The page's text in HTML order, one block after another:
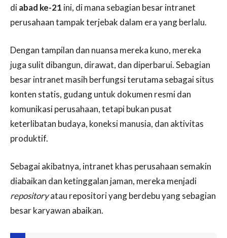
diabad ke-21 ini, di mana sebagian besar intranet
perusahaan tampak terjebak dalam era yang berlalu.
Dengan tampilan dan nuansa mereka kuno, mereka
juga sulit dibangun, dirawat, dan diperbarui. Sebagian
besar intranet masih berfungsi terutama sebagai situs
konten statis, gudang untuk dokumen resmi dan
komunikasi perusahaan, tetapi bukan pusat
keterlibatan budaya, koneksi manusia, dan aktivitas
produktif.
Sebagai akibatnya, intranet khas perusahaan semakin
diabaikan dan ketinggalan jaman, mereka menjadi
repositoryatau repositori yang berdebu yang sebagian
besar karyawan abaikan.